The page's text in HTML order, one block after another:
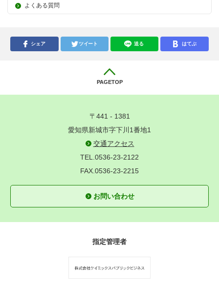
よくある質問
シェア ツイート 送る はてぶ
PAGETOP
〒441 - 1381
愛知県新城市字下川1番地1
交通アクセス
TEL.0536-23-2122
FAX.0536-23-2215
お問い合わせ
指定管理者